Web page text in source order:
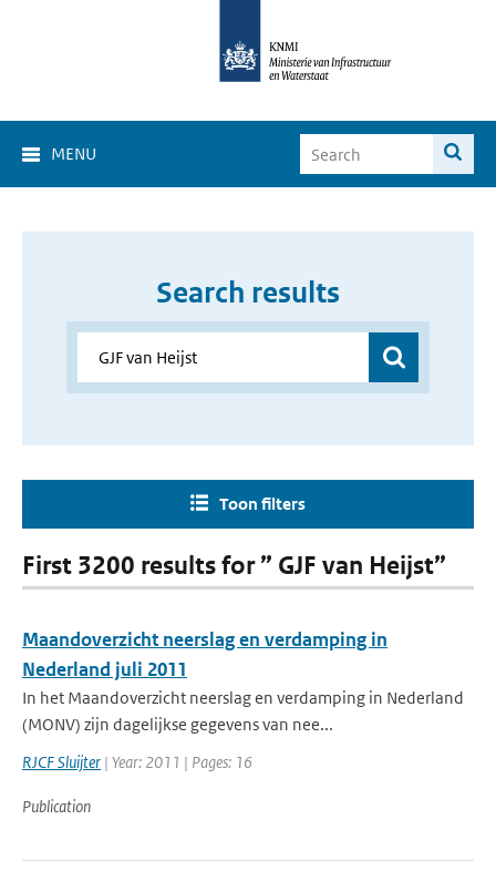
MENU
Search results
Toon filters
First 3200 results for ” GJF van Heijst”
Maandoverzicht neerslag en verdamping in
Nederland juli 2011
In het Maandoverzicht neerslag en verdamping in Nederland
(MONV) zijn dagelijkse gegevens van nee...
RJCF Sluijter | Year: 2011 | Pages: 16
Publication